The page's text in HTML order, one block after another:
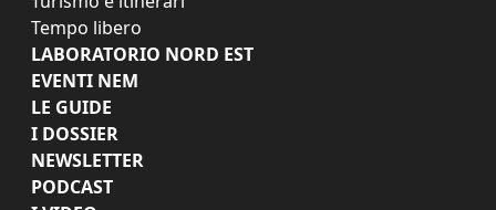
Tempo libero
LABORATORIO NORD EST
EVENTI NEM
LE GUIDE
I DOSSIER
NEWSLETTER
PODCAST